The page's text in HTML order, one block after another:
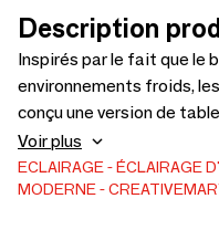
Description
Inspirés par le fait que le
environnements froids,
conçu une version de
lampe de table
tubes de verre
par une base en laiton et
Voir plus
ECLAIRAGE ÉCLAIRAGE
MODERNE